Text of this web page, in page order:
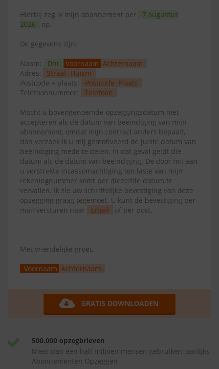
Hierbij zeg ik mijn abonnement per
7 augustus
2026
op.
De gegevens zijn:
Naam: Dhr. Voornaam Achternaam
Adres:
Straat Huisnr
Postcode + plaats:
Postcode Plaats
Telefoonnummer:
Telefoon
Mocht u bovengenoemde opzeggingsdatum niet
accepteren als de datum van beëindiging van mijn
abonnement, omdat mijn contract anders bepaalt,
dan verzoek ik u mij gemotiveerd de juiste datum van
beëindiging mede te delen. In dat geval geldt die
datum als de datum van beëindiging. De door mij aan
u verstrekte incassomachtiging ten laste van mijn
rekeningnummer komt per diezelfde datum te
vervallen. Ik zie uw schriftelijke bevestiging van deze
opzegging graag tegemoet. U kunt de bevestiging per
mail versturen naar
Email of per post.
Met vriendelijke groet,
Voornaam Achternaam
GRATIS DOWNLOADEN
500.000 opzegbrieven
Meer dan een half miljoen mensen gebruiken jaarlijks
Abonnementen Opzeggen